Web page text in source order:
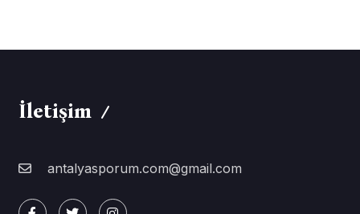
İletişim
antalyasporum.com@gmail.com